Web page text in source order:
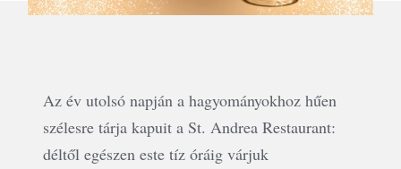
Az év utolsó napján a hagyományokhoz hűen
szélesre tárja kapuit a St. Andrea Restaurant:
déltől egészen este tíz óráig várjuk